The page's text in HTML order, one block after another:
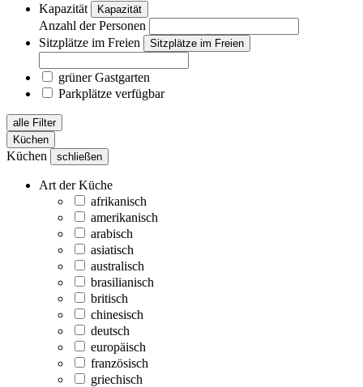
Kapazität Kapazität
Anzahl der Personen
Sitzplätze im Freien
Sitzplätze im Freien
grüner Gastgarten
Parkplätze verfügbar
alle Filter
Küchen
Küchen schließen
Art der Küche
afrikanisch
amerikanisch
arabisch
asiatisch
australisch
brasilianisch
britisch
chinesisch
deutsch
europäisch
französisch
griechisch